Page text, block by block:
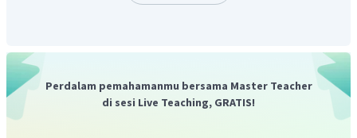
Perdalam pemahamanmu bersama Master Teacher
di sesi Live Teaching, GRATIS!